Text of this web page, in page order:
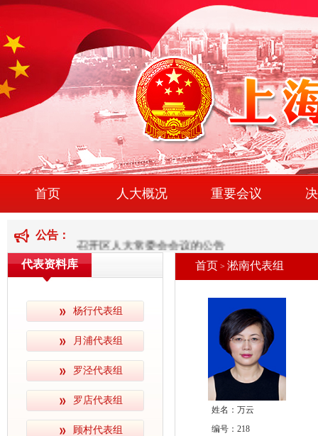
首页 人大概况 重要会议
公告：
召开区人大常委会会议的公告
召开区人大常委会会议的公告
召开区人大常委会会议的公告
代表资料库
杨行代表组
月浦代表组
罗泾代表组
罗店代表组
顾村代表组
首页 > 淞南代表组
姓名：万云
编号：218